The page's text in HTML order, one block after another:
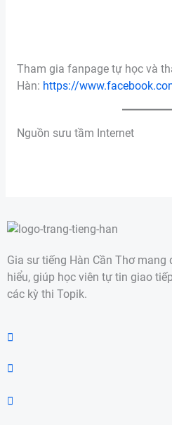
Tham gia fanpage tự học và
Hàn: https://
Nguồn sưu tầm Internet
Gia sư tiếng Hàn Cần Thơ mang
hiểu, giúp học viên tự tin giao
các kỳ thi Topik.